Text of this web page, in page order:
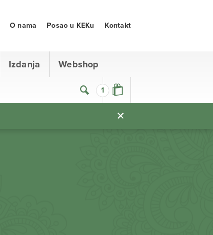
1
Izdanja Webshop
O nama Posao u KEKu Kontakt